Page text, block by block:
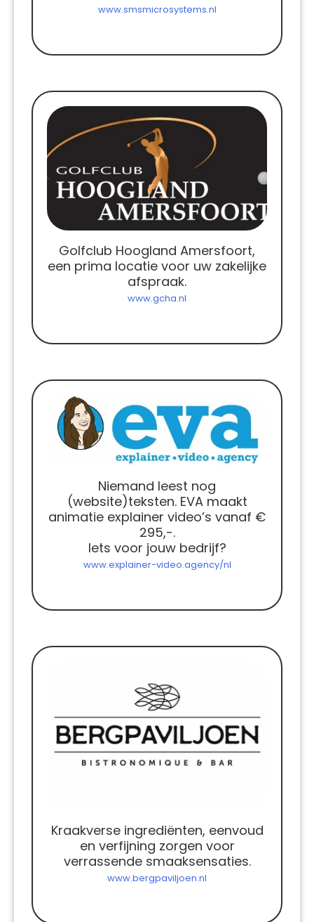
www.smsmicrosystems.nl
Golfclub Hoogland Amersfoort,
een prima locatie voor uw zakelijke
afspraak.
www.gcha.nl
Niemand leest nog
(website)teksten. EVA maakt
animatie explainer video’s vanaf €
295,-.
Iets voor jouw bedrijf?
www.explainer-video.agency/nl
Kraakverse ingrediënten, eenvoud
en verfijning zorgen voor
verrassende smaaksensaties.
www.bergpaviljoen.nl